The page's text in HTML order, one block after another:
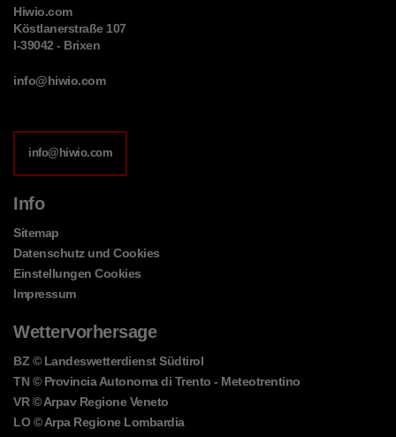
Hiwio.com
Köstlanerstraße 107
I-39042 - Brixen
info@hiwio.com
info@hiwio.com
Info
Sitemap
Datenschutz und Cookies
Einstellungen Cookies
Impressum
Wettervorhersage
BZ © Landeswetterdienst Südtirol
TN © Provincia Autonoma di Trento - Meteotrentino
VR © Arpav Regione Veneto
LO © Arpa Regione Lombardia